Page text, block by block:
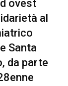
ovest
al
Santa
da parte